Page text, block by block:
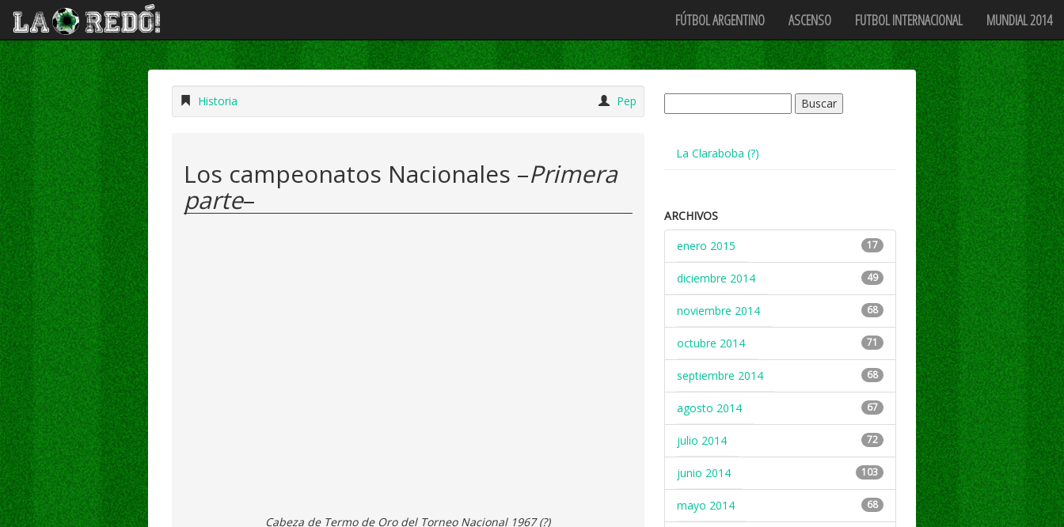
FÚTBOL ARGENTINO ASCENSO FUTBOL INTERNACIONAL MUNDIAL 2014
Historia Pep
Los campeonatos Nacionales –Primera
parte–
Cabeza de Termo de Oro del Torneo Nacional 1967 (?)
La Claraboba (?)
ARCHIVOS
enero 2015
17
diciembre 2014 49
noviembre 2014 68
octubre 2014 71
septiembre 2014 68
agosto 2014 67
julio 2014 72
junio 2014 103
mayo 2014 68